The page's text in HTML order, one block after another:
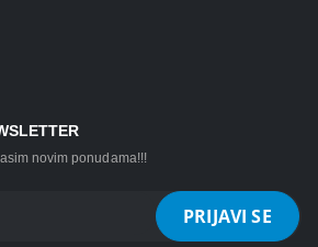
novim ponudama!!!